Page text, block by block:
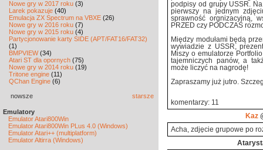
Nowe gry w 2017 roku (3)
Larek pokazuje (40)
Emulacja ZX Spectrum na VBXE (26)
Nowe gry w 2016 roku (7)
Nowe gry w 2015 roku (4)
Partycjonowanie karty SIDE (APT/FAT16/FAT32)
(1)
BMPVIEW(34)
Atari ST dla opornych (75)
Nowe gry w 2014 roku (19)
Tritone engine (11)
QChan Engine (6)
nowsze starsze
Emulatory
Emulator Atari800Win
Emulator Atari800Win PLus 4.0 (Windows)
Emulator Atari++ (multiplatform)
Emulator Altirra (Windows)
podpisy od grupy USSR.
pierwszy na jednym
sprawność orgnizacyjną,
PRZED czy PODCZAS
Między modułami będą
wywiadzie z USSR,
Miszy o emulatorze
tajemniczych panów, a
może liczyć na nagrodę!
Zapraszamy już jutro.
komentarzy: 11
Kaz
Acha, zdjęcie grupowe po